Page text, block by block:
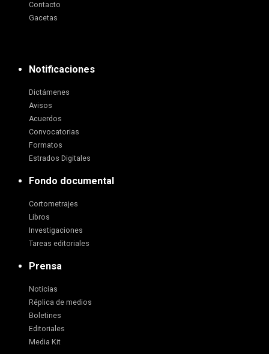
Contacto
Gacetas
Notificaciones
Dictámenes
Avisos
Acuerdos
Convocatorias
Formatos
Estrados Digitales
Fondo documental
Cortometrajes
Libros
Investigaciones
Tareas editoriales
Prensa
Noticias
Réplica de medios
Boletines
Editoriales
Media Kit